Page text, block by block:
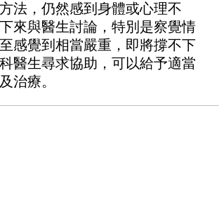
法，仍然感到身體或心理不
來與醫生討論，特別是察覺情
感覺到相當嚴重，即將撐不下
醫生尋求協助，可以給予適當
治療。